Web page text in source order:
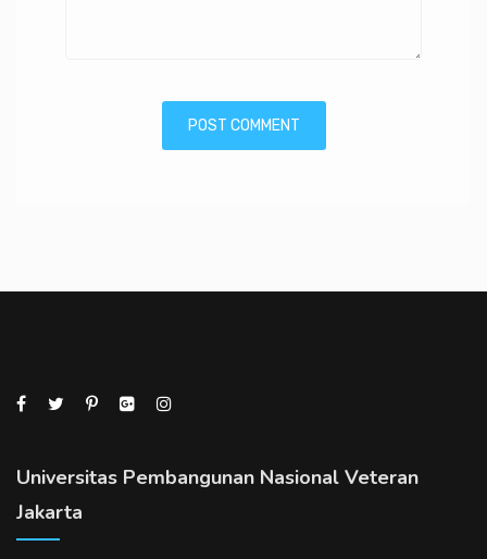
Universitas Pembangunan Nasional Veteran
Jakarta